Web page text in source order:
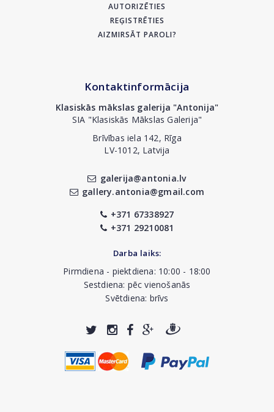
AUTORIZĒTIES
REĢISTRĒTIES
AIZMIRSĀT PAROLI?
Kontaktinformācija
Klasiskās mākslas galerija "Antonija"
SIA "Klasiskās Mākslas Galerija"
Brīvības iela 142, Rīga
LV-1012, Latvija
galerija@antonia.lv
gallery.antonia@gmail.com
+371 67338927
+371 29210081
Darba laiks:
Pirmdiena - piektdiena: 10:00 - 18:00
Sestdiena: pēc vienošanās
Svētdiena: brīvs